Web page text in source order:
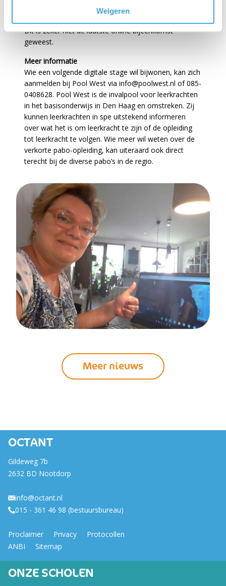
Weigeren
afgeleid, dus dit geeft echt een duidelijk beeld hoe het
Dit is zeker niet de laatste online bijeenkomst
geweest.
Meer informatie
Wie een volgende digitale stage wil bijwonen, kan zich
aanmelden bij Pool West via info@poolwest.nl of 085-
0408628. Pool West is de invalpool voor leerkrachten
in het basisonderwijs in Den Haag en omstreken. Zij
kunnen leerkrachten in spe uitstekend informeren
over wat het is om leerkracht te zijn of de opleiding
tot leerkracht te volgen. Wie meer wil weten over de
verkorte pabo-opleiding, kan uiteraard ook direct
terecht bij de diverse pabo’s in de regio.
Meer nieuws
OCTANT
Gildeweg 7b
2632 BD Nootdorp
info@octant.nl
015 - 361 46 98 (bestuursbureau)
Proclaimer Privacy
Protocollen
ANBI
Sitemap
ONZE SCHOLEN